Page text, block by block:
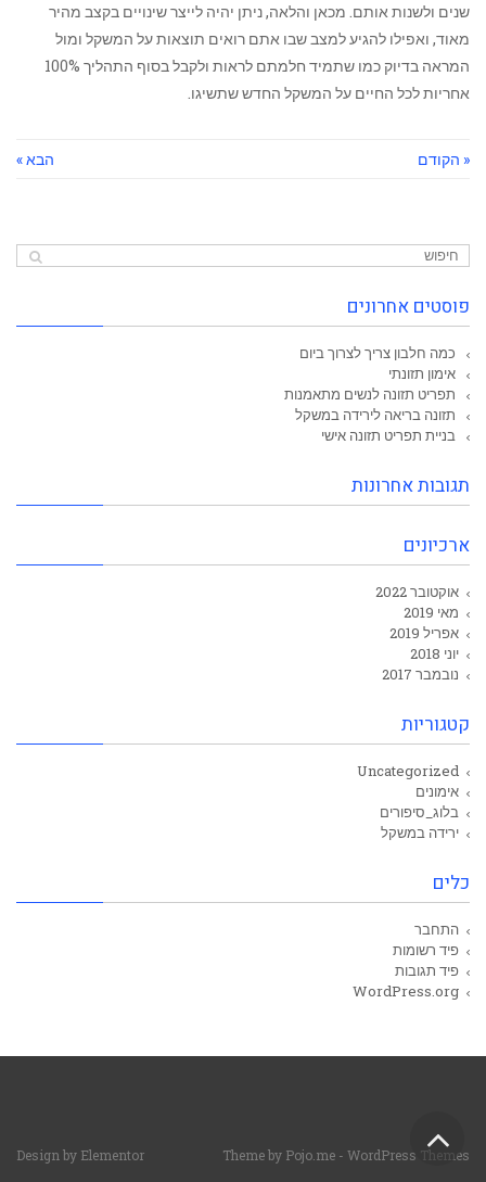
שנים ולשנות אותם. ‏מכאן והלאה, ניתן יהיה לייצר שינויים בקצב מהיר
מאוד, ואפילו להגיע למצב שבו אתם רואים תוצאות על המשקל ומול
המראה בדיוק כמו שתמיד חלמתם לראות ולקבל בסוף התהליך 100%
אחריות לכל החיים על המשקל החדש שתשיגו.
« הקודם הבא »
פוסטים אחרונים
כמה חלבון צריך לצרוך ביום
אימון תזונתי
תפריט תזונה לנשים מתאמנות
תזונה בריאה לירידה במשקל
בניית תפריט תזונה אישי
תגובות אחרונות
ארכיונים
אוקטובר 2022
מאי 2019
אפריל 2019
יוני 2018
נובמבר 2017
קטגוריות
Uncategorized
אימונים
בלוג_סיפורים
ירידה במשקל
כלים
התחבר
פיד רשומות
פיד תגובות
WordPress.org
Theme by Pojo.me - WordPress Themes
Design by Elementor גלילה